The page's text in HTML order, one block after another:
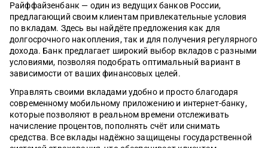
Райффайзенбанк — один из ведущих банков России,
предлагающий своим клиентам привлекательные условия
по вкладам. Здесь вы найдёте предложения как для
долгосрочного накопления, так и для получения регулярного
дохода. Банк предлагает широкий выбор вкладов с разными
условиями, позволяя подобрать оптимальный вариант в
зависимости от ваших финансовых целей.
Управлять своими вкладами удобно и просто благодаря
современному мобильному приложению и интернет-банку,
которые позволяют в реальном времени отслеживать
начисление процентов, пополнять счёт или снимать
средства. Все вклады надёжно защищены государственной